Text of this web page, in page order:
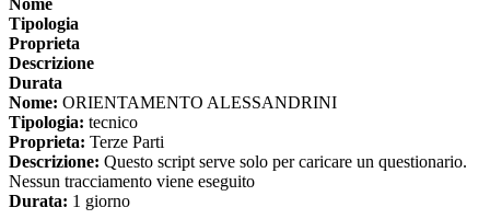
Nome
Tipologia
Proprieta
Descrizione
Durata
Nome: ORIENTAMENTO ALESSANDRINI
Tipologia: tecnico
Proprieta: Terze Parti
Descrizione: Questo script serve solo per caricare un questionario.
Nessun tracciamento viene eseguito
Durata: 1 giorno